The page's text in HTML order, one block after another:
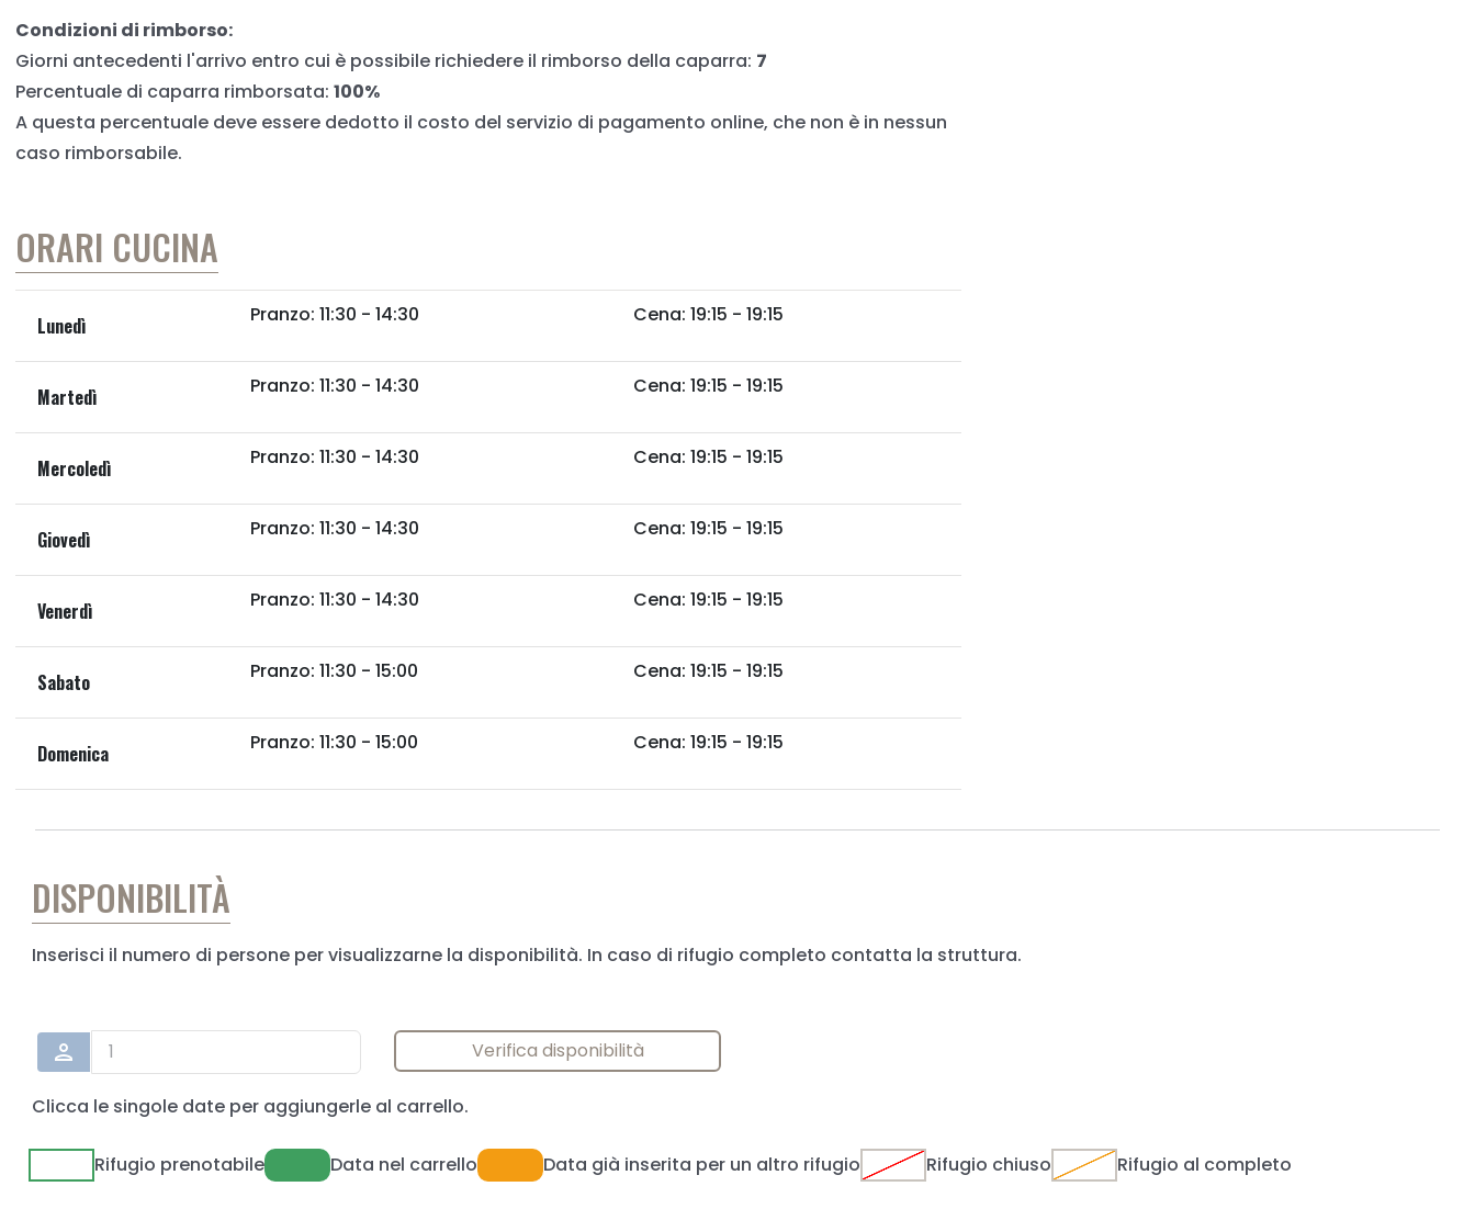
Condizioni di rimborso:
Giorni antecedenti l'arrivo entro cui è possibile richiedere il rimborso della caparra: 7
Percentuale di caparra rimborsata: 100%
A questa percentuale deve essere dedotto il costo del servizio di pagamento online, che non è in nessun
caso rimborsabile.
ORARI CUCINA
Lunedì Pranzo: 11:30 - 14:30 Cena: 19:15 - 19:15
Martedì Pranzo: 11:30 - 14:30 Cena: 19:15 - 19:15
Mercoledì Pranzo: 11:30 - 14:30 Cena: 19:15 - 19:15
Giovedì Pranzo: 11:30 - 14:30 Cena: 19:15 - 19:15
Venerdì Pranzo: 11:30 - 14:30 Cena: 19:15 - 19:15
Sabato Pranzo: 11:30 - 15:00 Cena: 19:15 - 19:15
Domenica Pranzo: 11:30 - 15:00 Cena: 19:15 - 19:15
DISPONIBILITÀ
Inserisci il numero di persone per visualizzarne la disponibilità. In caso di rifugio completo contatta la struttura.
person Verifica disponibilità
Clicca le singole date per aggiungerle al carrello.
Rifugio prenotabile Data nel carrello Data già inserita per un altro rifugio Rifugio chiuso Rifugio al completo